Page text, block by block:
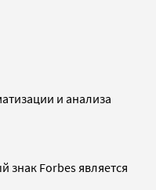
и анализа
Forbes является